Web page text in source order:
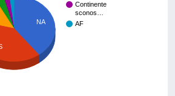
Continente
sconos…
AF
NA